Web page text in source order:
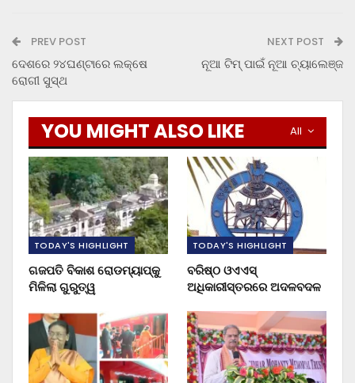
PREV POST
ଦେଶରେ ୨୪ଘଣ୍ଟାରେ ଲକ୍ଷେ
ରୋଗୀ ସୁସ୍ଥ
NEXT POST
ନୂଆ ଟିମ୍ ପାଇଁ ନୂଆ ଚ୍ୟାଲେଞ୍ଜ
All
YOU MIGHT ALSO LIKE
TODAY'S HIGHLIGHT
ଗଜପତି ବିକାଶ ରୋଡମ୍ୟାପ୍‌କୁ
ମିଳିଲା ଗୁରୁତ୍ୱ
TODAY'S HIGHLIGHT
ବରିଷ୍ଠ ଓଏଏସ୍‌
ଅଧିକାରୀସ୍ତରରେ ଅଦଳବଦଳ